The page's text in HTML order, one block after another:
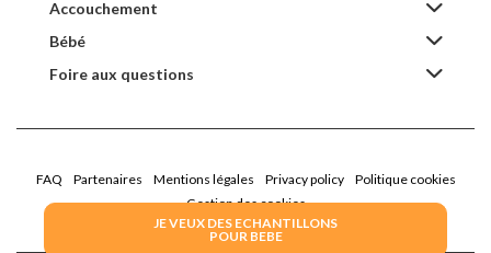
JE VEUX DES ECHANTILLONS
POUR BEBE
Accouchement
Bébé
Foire aux questions
FAQ Partenaires Mentions légales Privacy policy
Politique cookies
Gestion des cookies